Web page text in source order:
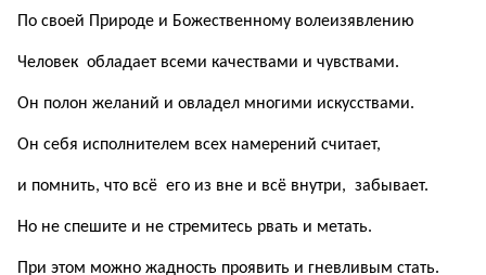
По своей Природе и Божественному волеизявлению
Человек обладает всеми качествами и чувствами.
Он полон желаний и овладел многими искусствами.
Он себя исполнителем всех намерений считает,
и помнить, что всё его из вне и всё внутри, забывает.
Но не спешите и не стремитесь рвать и метать.
При этом можно жадность проявить и гневливым стать.